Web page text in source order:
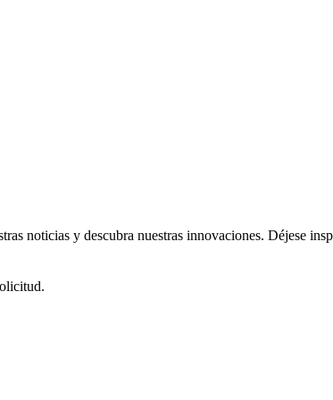
noticias y descubra nuestras innovaciones. Déjese